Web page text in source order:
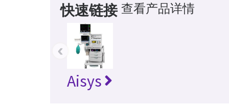
快速链接 查看产品详情
Aisys
‹